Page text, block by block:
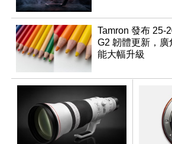
Tamron 發布 25-
G2 韌體更新，
能大幅升級